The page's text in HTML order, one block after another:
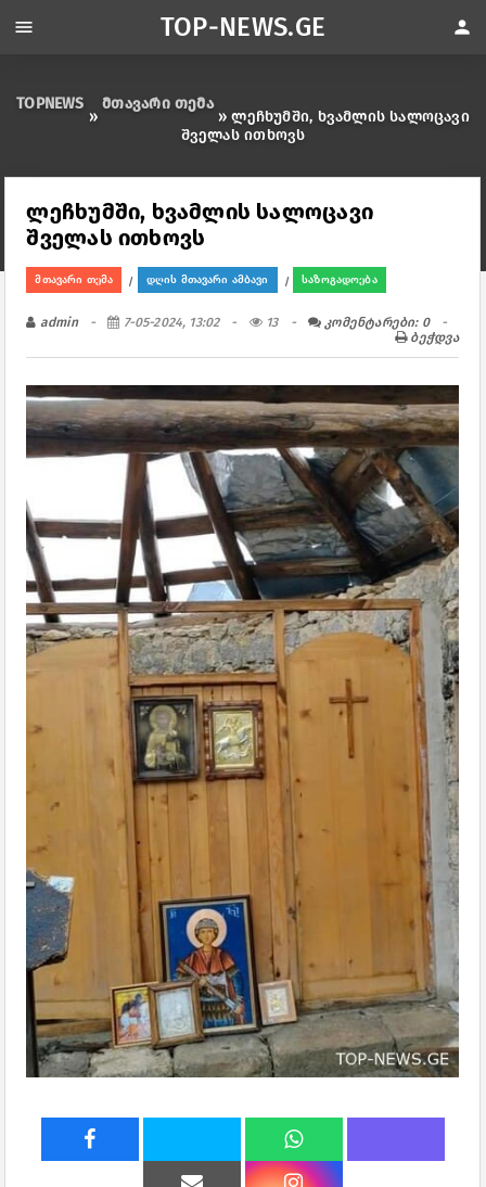
TOPNEWS
»
მთავარი თემა
» ლეჩხუმში, ხვამლის სალოცავი
შველას ითხოვს
ლეჩხუმში, ხვამლის სალოცავი
შველას ითხოვს
მთავარი თემა / დღის მთავარი ამბავი / საზოგადოება
admin 7-05-2024, 13:02 13
კომენტარები: 0
ბეჭდვა
menu TOP-NEWS.GE person